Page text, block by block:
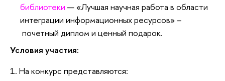
библиотеки — «Лучшая научная работа в области
интеграции информационных ресурсов» –
почетный диплом и ценный подарок.
Условия участия:
1. На конкурс представляются: